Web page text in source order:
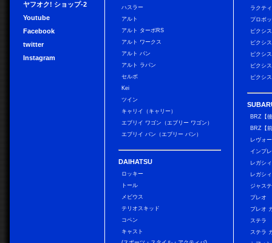
ヤフオク! ショップ-2
Youtube
Facebook
twitter
Instagram
ハスラー
アルト
アルト ターボRS
アルト ワークス
アルト バン
アルト ラパン
セルボ
Kei
ツイン
キャリイ（キャリー）
エブリイ ワゴン（エブリー ワゴン）
エブリイ バン（エブリー バン）
DAIHATSU
ロッキー
トール
メビウス
テリオスキッド
コペン
キャスト
ラクテ
プロボ
ピクシ
ピクシ
ピクシ
ピクシ
ピクシ
BRZ【
BRZ【
レヴォ
インプ
レガシ
レガシ
ジャス
プレオ
プレオ
ステラ
ステラ